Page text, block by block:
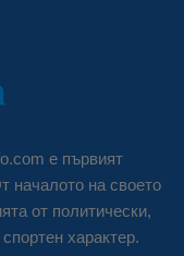
е първият
началото на своето
от политически,
характер.